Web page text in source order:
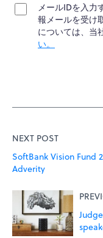
メールIDを入力
報メールを受け
については、当
い。
NEXT POST
SoftBank Vision Fund
Adverity